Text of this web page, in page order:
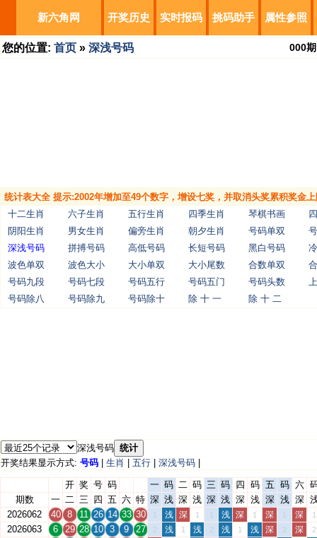
新六角网 开奖历史 实时报码 挑码助手 属性参照
您的位置: 首页 » 深浅号码 000期
统计表大全 提示:2002年增加至49个数字，增设七奖，并取消头奖累积奖金
十二生肖
六子生肖 五行生肖 四季生肖 琴棋书画
阴阳生肖
男女生肖 偏旁生肖 朝夕生肖 号码单双
深浅号码
拼搏号码 高低号码 长短号码 黑白号码
波色单双
波色大小 大小单双 大小尾数 合数单双
号码九段
号码七段 号码五行 号码五门 号码头数
号码除八
号码除九 号码除十 除 十 一 除 十 二
深浅号码 统计
开奖结果显示方式: 号码 生肖 五行 深浅号码
开 奖 号 码 一 码 二 码 三 码 四 码 五 码 六
期数
一 二 三 四 五 六 特 深 浅 深 浅 深 浅 深 浅 深 浅 深
2026062
40 8 11 26 14 33 30 1 浅 深 1 1 浅 深 1 深 1 深 1
2026063 6 29 28 10 3 9 27 2 浅 1 浅 2 浅 1 浅 深 2 深 2